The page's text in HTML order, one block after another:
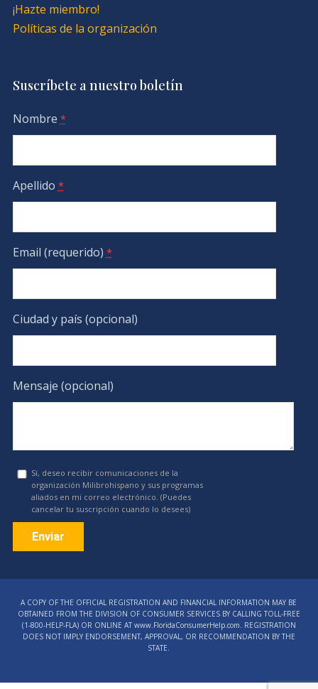
¡Hazte miembro!
Políticas de la organización
Suscríbete a nuestro boletín
Nombre *
Apellido *
Email (requerido) *
Ciudad y país (opcional)
Mensaje (opcional)
Sí, deseo recibir comunicaciones de la
organización Milibrohispano y sus programas
aliados en mi correo electrónico. (Puedes
cancelar tu suscripción cuando lo desees)
Use.
Please
leave
A COPY OF THE OFFICIAL REGISTRATION AND FINANCIAL INFORMATION MAY BE
OBTAINED FROM THE DIVISION OF CONSUMER SERVICES BY CALLING TOLL-FREE
(1‑800‑HELP‑FLA) OR ONLINE AT www.FloridaConsumerHelp.com. REGISTRATION
DOES NOT IMPLY ENDORSEMENT, APPROVAL, OR RECOMMENDATION BY THE
STATE.